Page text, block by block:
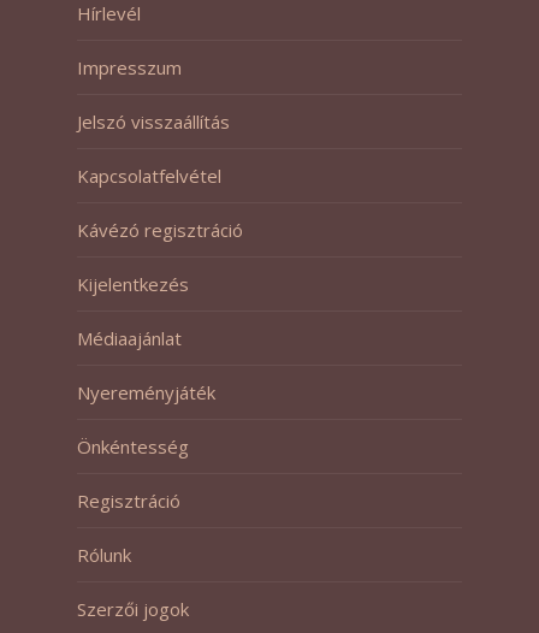
Hírlevél
Impresszum
Jelszó visszaállítás
Kapcsolatfelvétel
Kávézó regisztráció
Kijelentkezés
Médiaajánlat
Nyereményjáték
Önkéntesség
Regisztráció
Rólunk
Szerzői jogok